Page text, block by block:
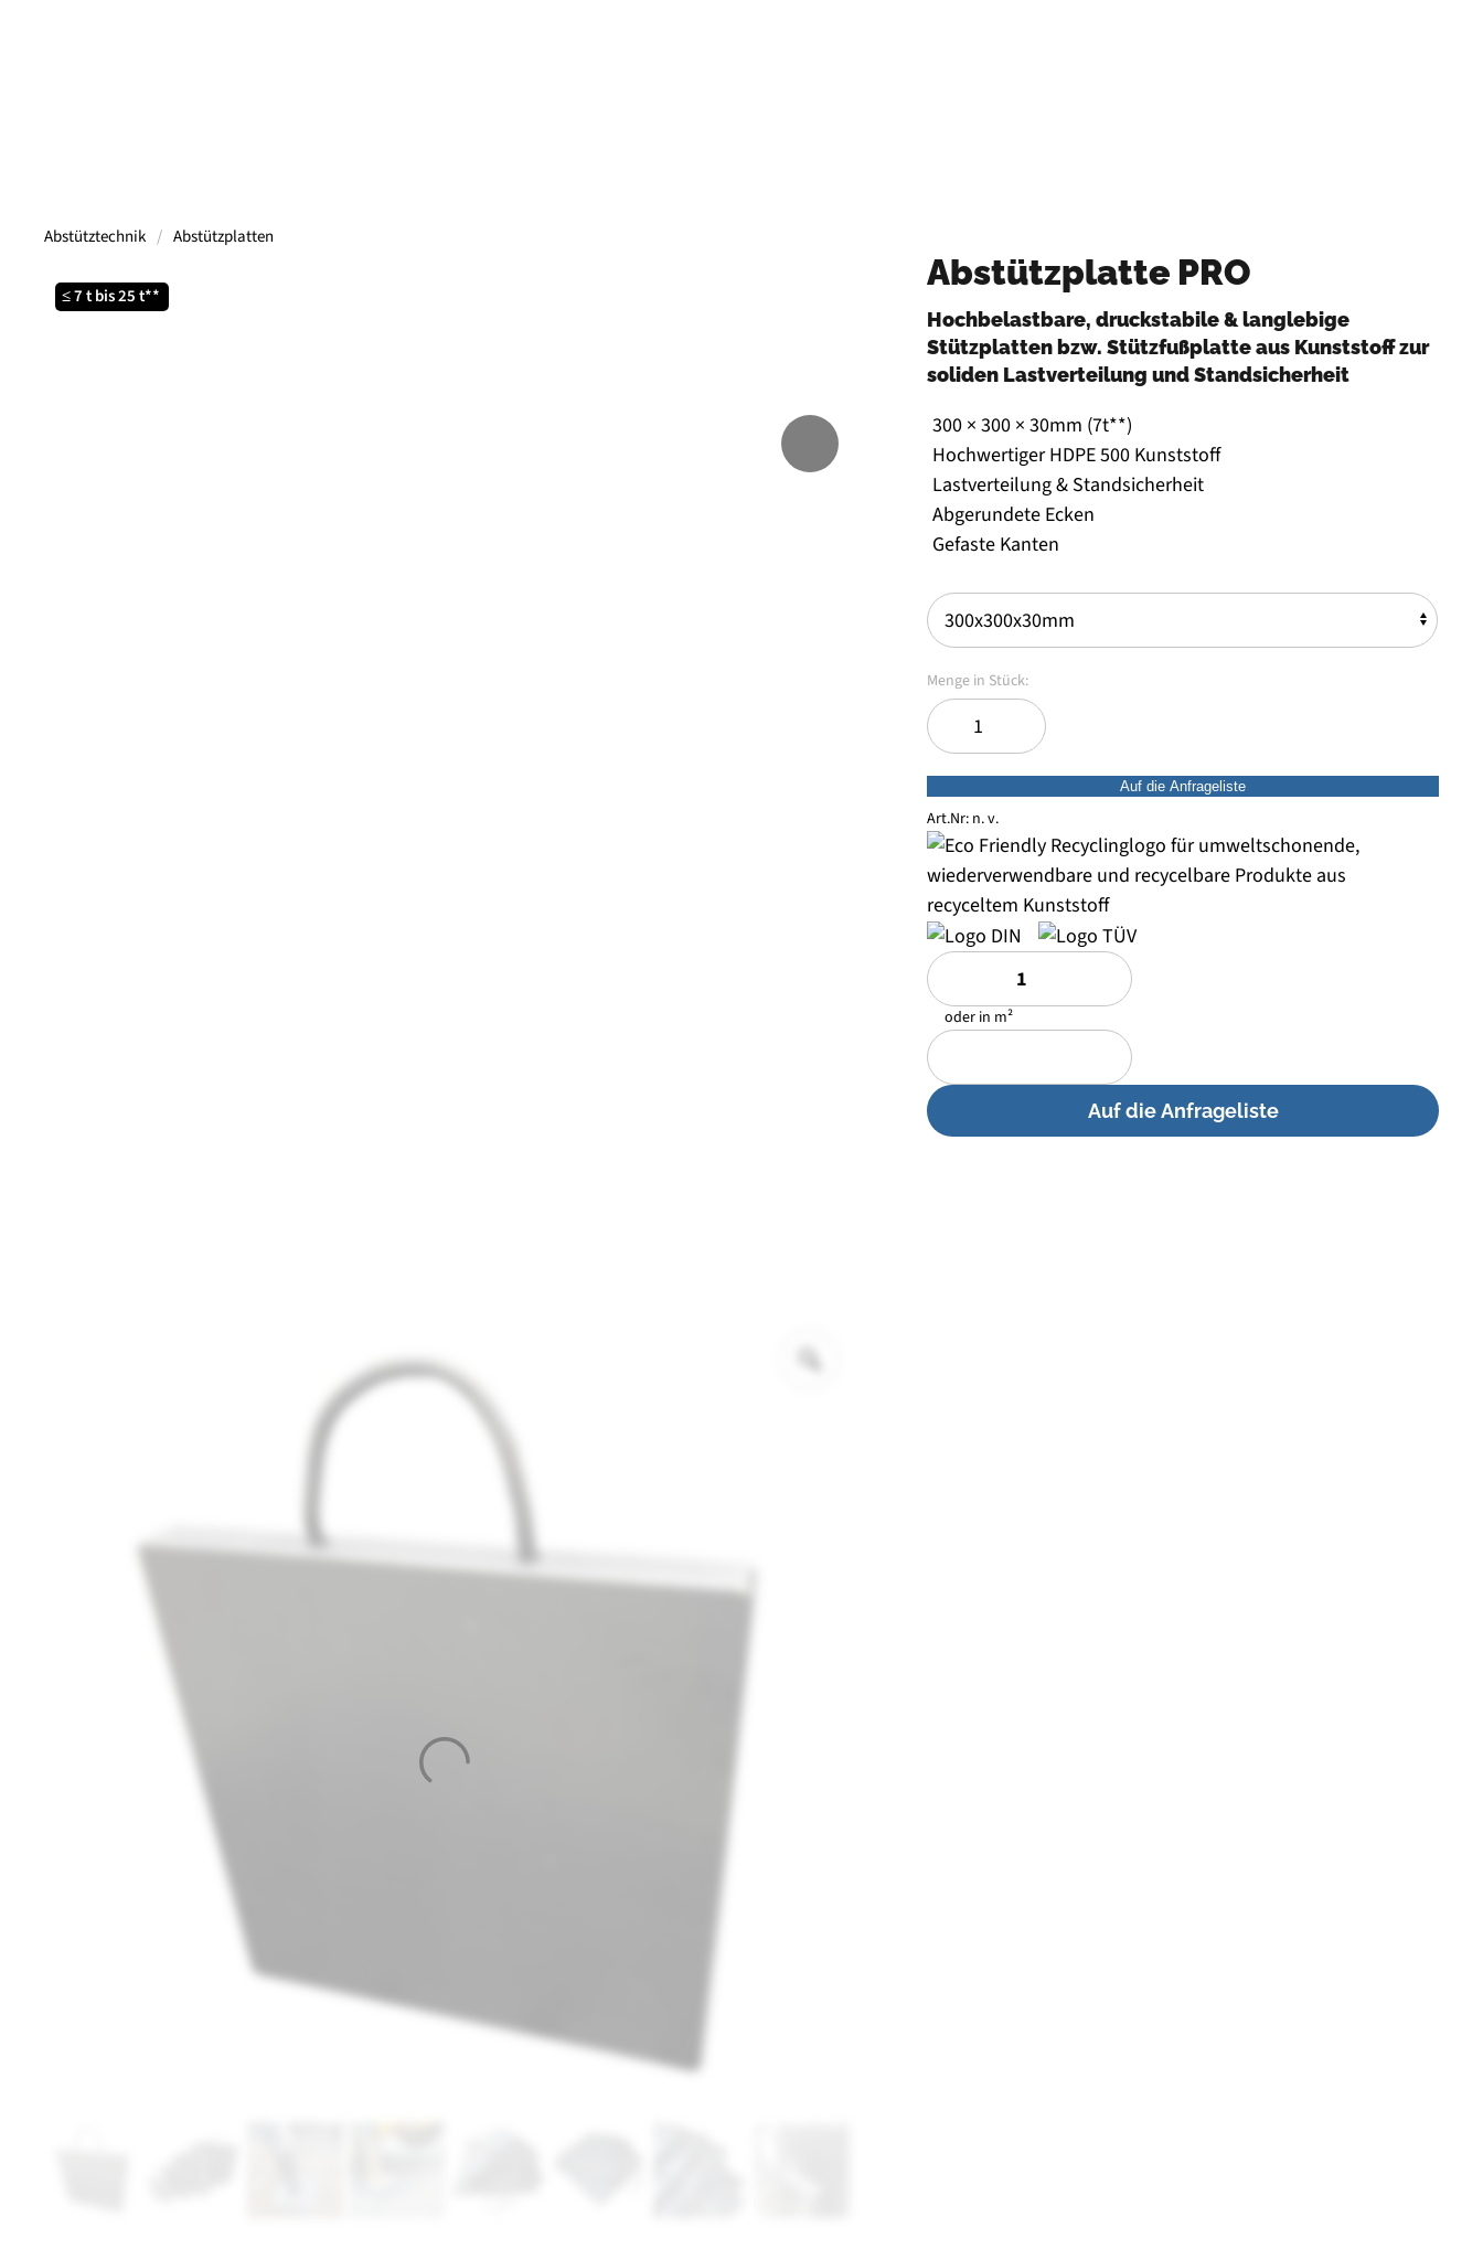
Abstütztechnik Abstützplatten
≤ 7 t bis 25 t**
Abstützplatte PRO
Hochbelastbare, druckstabile & langlebige
Stützplatten bzw. Stützfußplatte aus Kunststoff zur
soliden Lastverteilung und Standsicherheit
300 × 300 × 30mm (7t**)
Hochwertiger HDPE 500 Kunststoff
Lastverteilung & Standsicherheit
Abgerundete Ecken
Gefaste Kanten
Auf die Anfrageliste
Art.Nr: n. v.
oder in m²
Auf die Anfrageliste